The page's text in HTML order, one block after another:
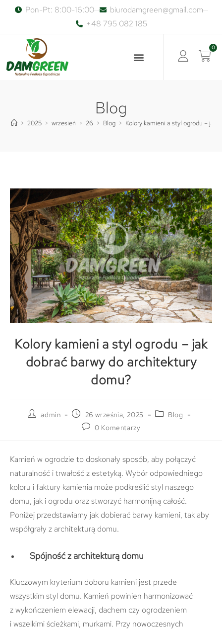
Pon-Pt: 8:00-16:00
biurodamgreen@gmail.com
+48 795 082 185
0
Blog
> 2025 > wrzesień > 26 > Blog > Kolory kamieni a styl ogrodu – jak
Kolory kamieni a styl ogrodu – jak
dobrać barwy do architektury
domu?
admin 26 września, 2025
Blog
0 Komentarzy
Kamień w ogrodzie to doskonały sposób, aby połączyć
naturalność i trwałość z estetyką. Wybór odpowiedniego
koloru i faktury kamienia może podkreślić styl naszego
domu, jak i ogrodu oraz stworzyć harmonijną całość.
Poniżej przedstawiamy jak dobierać barwy kamieni, tak aby
współgrały z architekturą domu.
Spójność z architekturą domu
Kluczowym kryterium doboru kamieni jest przede
wszystkim styl domu. Kamień powinien harmonizować
z wykończeniem elewacji, dachem czy ogrodzeniem
i wszelkimi ścieżkami, murkami. Przy nowoczesnych